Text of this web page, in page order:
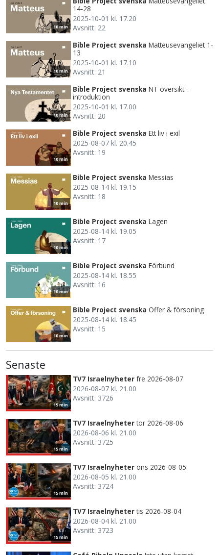
10 min
14-28
2025-10-01 kl. 17.20
Avsnitt: 22
10 min
Bible Project svenska Matteusevangeliet 1-
13
2025-10-01 kl. 17.10
Avsnitt: 21
10 min
Bible Project svenska NT översikt -
introduktion
2025-10-01 kl. 17.00
Avsnitt: 20
10 min
Bible Project svenska Ett liv i exil
2025-08-07 kl. 20.45
Avsnitt: 19
10 min
Bible Project svenska Messias
2025-08-14 kl. 19.15
Avsnitt: 18
10 min
Bible Project svenska Lagen
2025-08-14 kl. 19.05
Avsnitt: 17
10 min
Bible Project svenska Förbund
2025-08-14 kl. 18.55
Avsnitt: 16
10 min
Bible Project svenska Offer & försoning
2025-08-14 kl. 18.45
Avsnitt: 15
Senaste
15 min
TV7 Israelnyheter fre 2026-08-07
2026-08-07 kl. 21.00
Avsnitt: 3726
15 min
TV7 Israelnyheter tor 2026-08-06
2026-08-06 kl. 21.00
Avsnitt: 3725
15 min
TV7 Israelnyheter ons 2026-08-05
2026-08-05 kl. 21.00
Avsnitt: 3724
15 min
TV7 Israelnyheter tis 2026-08-04
2026-08-04 kl. 21.00
Avsnitt: 3723